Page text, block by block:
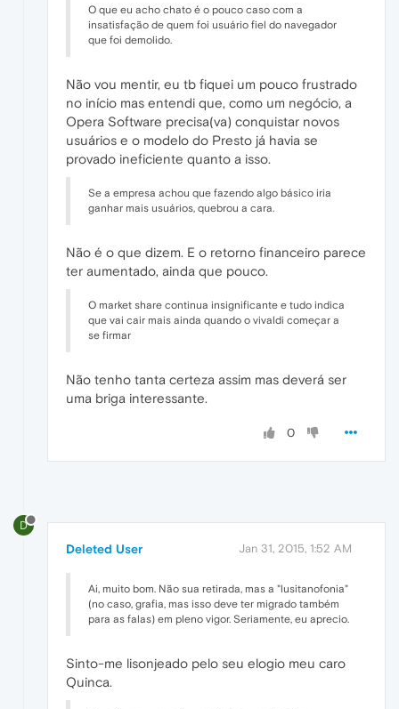
O que eu acho chato é o pouco caso com a
insatisfação de quem foi usuário fiel do navegador
que foi demolido.
Não vou mentir, eu tb fiquei um pouco frustrado
no início mas entendi que, como um negócio, a
Opera Software precisa(va) conquistar novos
usuários e o modelo do Presto já havia se
provado ineficiente quanto a isso.
Se a empresa achou que fazendo algo básico iria
ganhar mais usuários, quebrou a cara.
Não é o que dizem. E o retorno financeiro parece
ter aumentado, ainda que pouco.
O market share continua insignificante e tudo indica
que vai cair mais ainda quando o vivaldi começar a
se firmar
Não tenho tanta certeza assim mas deverá ser
uma briga interessante.
0
D
Deleted User Jan 31, 2015, 1:52 AM
Ai, muito bom. Não sua retirada, mas a "lusitanofonia"
(no caso, grafia, mas isso deve ter migrado também
para as falas) em pleno vigor. Seriamente, eu aprecio.
Sinto-me lisonjeado pelo seu elogio meu caro
Quinca.